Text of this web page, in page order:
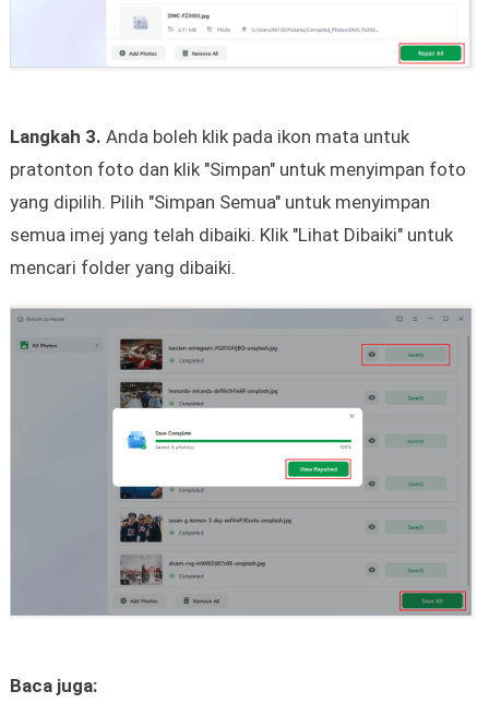
Langkah 3. Anda boleh klik pada ikon mata untuk
pratonton foto dan klik "Simpan" untuk menyimpan foto
yang dipilih. Pilih "Simpan Semua" untuk menyimpan
semua imej yang telah dibaiki. Klik "Lihat Dibaiki" untuk
mencari folder yang dibaiki.
Baca juga: